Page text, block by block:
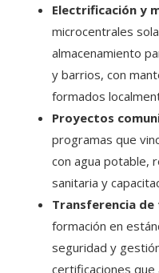
Electrificación y
microcentrales
almacenamiento
y barrios, con
formados
Proyectos
programas que
con agua potable,
sanitaria y
Transferencia
formación en
seguridad y
certificaciones que